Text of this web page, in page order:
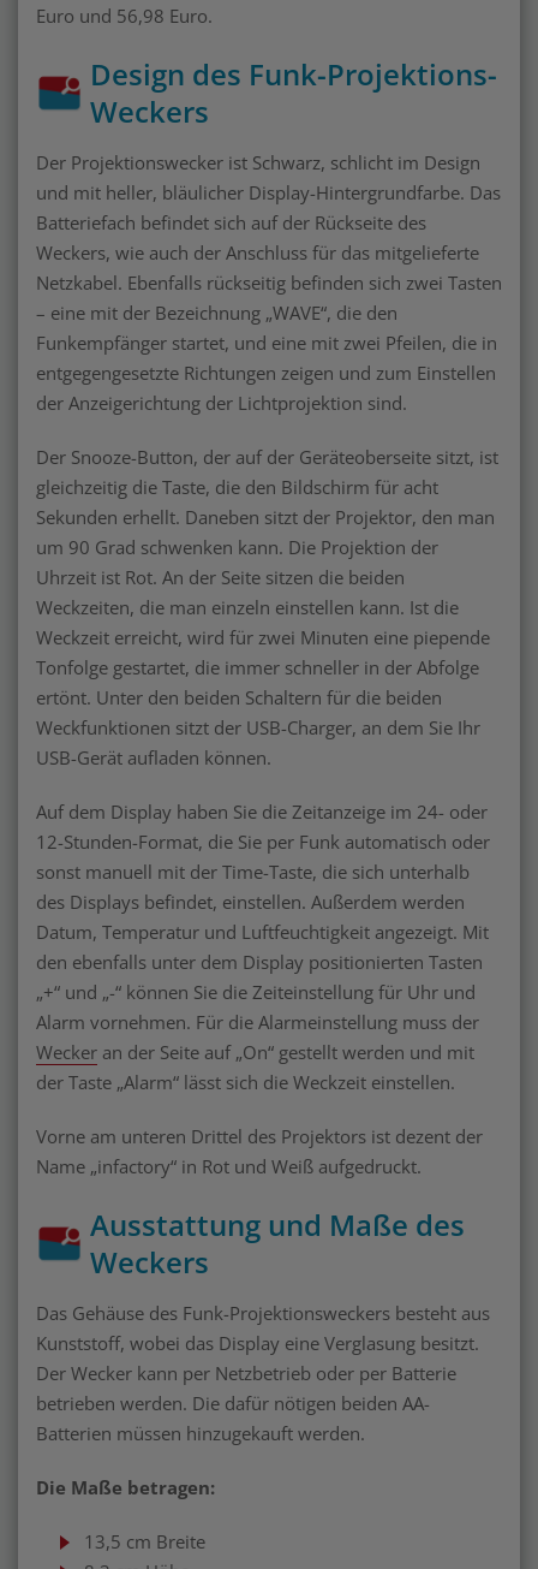
Euro und 56,98 Euro.
Design des Funk-Projektions-
Weckers
Der Projektionswecker ist Schwarz, schlicht im Design
und mit heller, bläulicher Display-Hintergrundfarbe. Das
Batteriefach befindet sich auf der Rückseite des
Weckers, wie auch der Anschluss für das mitgelieferte
Netzkabel. Ebenfalls rückseitig befinden sich zwei Tasten
– eine mit der Bezeichnung „WAVE“, die den
Funkempfänger startet, und eine mit zwei Pfeilen, die in
entgegengesetzte Richtungen zeigen und zum Einstellen
der Anzeigerichtung der Lichtprojektion sind.
Der Snooze-Button, der auf der Geräteoberseite sitzt, ist
gleichzeitig die Taste, die den Bildschirm für acht
Sekunden erhellt. Daneben sitzt der Projektor, den man
um 90 Grad schwenken kann. Die Projektion der
Uhrzeit ist Rot. An der Seite sitzen die beiden
Weckzeiten, die man einzeln einstellen kann. Ist die
Weckzeit erreicht, wird für zwei Minuten eine piepende
Tonfolge gestartet, die immer schneller in der Abfolge
ertönt. Unter den beiden Schaltern für die beiden
Weckfunktionen sitzt der USB-Charger, an dem Sie Ihr
USB-Gerät aufladen können.
Auf dem Display haben Sie die Zeitanzeige im 24- oder
12-Stunden-Format, die Sie per Funk automatisch oder
sonst manuell mit der Time-Taste, die sich unterhalb
des Displays befindet, einstellen. Außerdem werden
Datum, Temperatur und Luftfeuchtigkeit angezeigt. Mit
den ebenfalls unter dem Display positionierten Tasten
„+“ und „-“ können Sie die Zeiteinstellung für Uhr und
Alarm vornehmen. Für die Alarmeinstellung muss der
Wecker an der Seite auf „On“ gestellt werden und mit
der Taste „Alarm“ lässt sich die Weckzeit einstellen.
Vorne am unteren Drittel des Projektors ist dezent der
Name „infactory“ in Rot und Weiß aufgedruckt.
Ausstattung und Maße des
Weckers
Das Gehäuse des Funk-Projektionsweckers besteht aus
Kunststoff, wobei das Display eine Verglasung besitzt.
Der Wecker kann per Netzbetrieb oder per Batterie
betrieben werden. Die dafür nötigen beiden AA-
Batterien müssen hinzugekauft werden.
Die Maße betragen:
13,5 cm Breite